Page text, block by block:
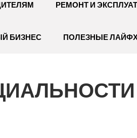
РЕМОНТ И
БИЗНЕС ПОЛЕЗНЫЕ